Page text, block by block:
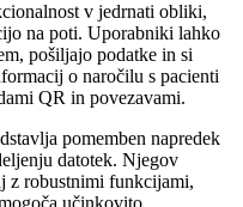
v jedrnati obliki,
na poti. Uporabniki lahko
pošiljajo podatke in si
o naročilu s pacienti
QR in povezavami.
pomemben napredek
datotek. Njegov
z robustnimi funkcijami,
učinkovito